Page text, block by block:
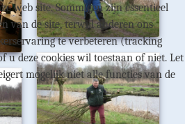
web site. Sommigen zijn essentieel
van de site, terwijl anderen ons
te verbeteren (tracking
u deze cookies wil toestaan of niet. Let
mogelijk niet alle functies van de